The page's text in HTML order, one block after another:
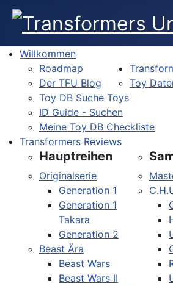
Willkommen
Roadmap
Der TFU Blog
Toy
Toy DB Suche Toys
ID Guide - Suchen
Meine Toy DB Checkliste
Transformers Reviews
Hauptreihen
Originalserie
Generation 1
Generation 1
Takara
Generation 2
Beast Ära
Beast Wars
Beast Wars II
Sprache auswählen